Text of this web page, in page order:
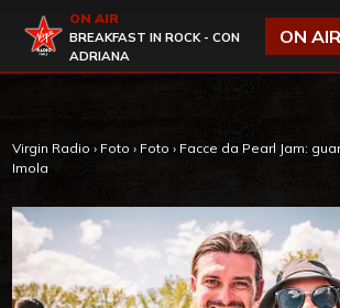
Virgin Radio
ON AIR
BREAKFAST IN ROCK - CON
ADRIANA
ON AIR
Virgin Radio › Foto › Foto › Facce da Pearl Jam:
Imola